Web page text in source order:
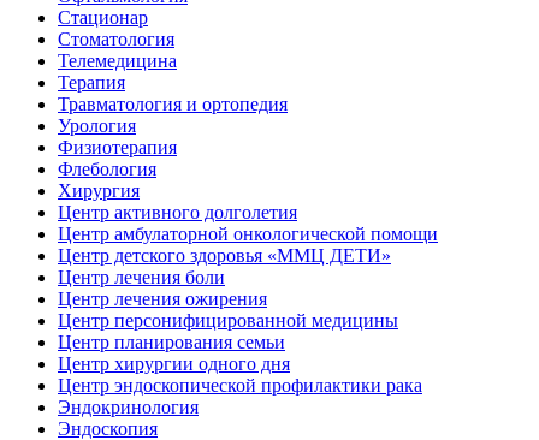
Стационар
Стоматология
Телемедицина
Терапия
Травматология и ортопедия
Урология
Физиотерапия
Флебология
Хирургия
Центр активного долголетия
Центр амбулаторной онкологической помощи
Центр детского здоровья «ММЦ ДЕТИ»
Центр лечения боли
Центр лечения ожирения
Центр персонифицированной медицины
Центр планирования семьи
Центр хирургии одного дня
Центр эндоскопической профилактики рака
Эндокринология
Эндоскопия